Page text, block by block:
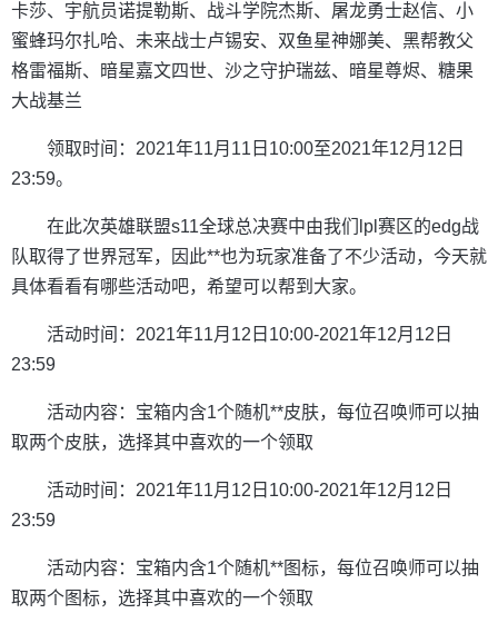
卡莎、宇航员诺提勒斯、战斗学院杰斯、屠龙勇士赵信、小
蜜蜂玛尔扎哈、未来战士卢锡安、双鱼星神娜美、黑帮教父
格雷福斯、暗星嘉文四世、沙之守护瑞兹、暗星尊烬、糖果
大战基兰
领取时间：2021年11月11日10:00至2021年12月12日
23:59。
在此次英雄联盟s11全球总决赛中由我们lpl赛区的edg战
队取得了世界冠军，因此**也为玩家准备了不少活动，今天就
具体看看有哪些活动吧，希望可以帮到大家。
活动时间：2021年11月12日10:00-2021年12月12日
23:59
活动内容：宝箱内含1个随机**皮肤，每位召唤师可以抽
取两个皮肤，选择其中喜欢的一个领取
活动时间：2021年11月12日10:00-2021年12月12日
23:59
活动内容：宝箱内含1个随机**图标，每位召唤师可以抽
取两个图标，选择其中喜欢的一个领取